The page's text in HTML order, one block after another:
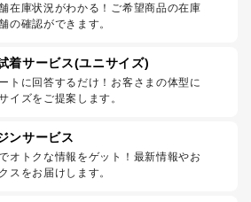
在庫状況がわかる！ご希望商品の在庫
の確認ができます。
着サービス(ユニサイズ)
トに回答するだけ！お客さまの体型に
イズをご提案します。
ンサービス
オトクな情報をゲット！最新情報やお
スをお届けします。